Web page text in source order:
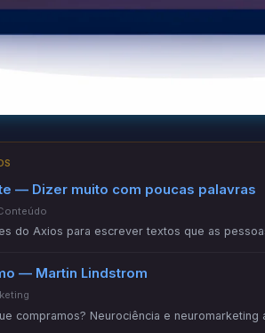
— Dizer muito com poucas palavras
do Axios para escrever textos que as
— Martin Lindstrom
compramos? Neurociência e